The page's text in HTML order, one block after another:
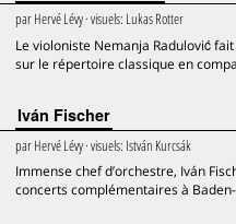
parHervé Lévy· visuels: Lukas Rotter
Le violoniste Nemanja Radulović
sur le répertoire classique en
Iván Fischer
parHervé Lévy· visuels: István Kurcsák
Immense chef d’orchestre, Iván
concerts complémentaires à